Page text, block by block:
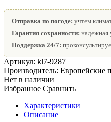
Отправка по погоде: учтем
Гарантия сохранности: надежная
Поддержка 24/7:
Артикул: kl7-9287
Производитель: Европейские
Нет в наличии
Избранное Сравнить
Характеристики
Описание